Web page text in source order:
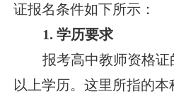
证报名条件如下所示：
1. 学历要求
报考高中教师资格证
以上学历。这里所指的